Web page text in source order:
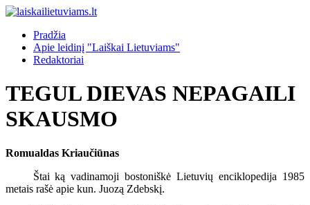
Pradžia
Apie leidinį "Laiškai Lietuviams"
Redaktoriai
TEGUL DIEVAS NEPAGAILI
SKAUSMO
Romualdas Kriaučiūnas
Štai ką vadinamoji bostoniškė Lietuvių enciklopedija 1985
metais rašė apie kun. Juozą Zdebskį.